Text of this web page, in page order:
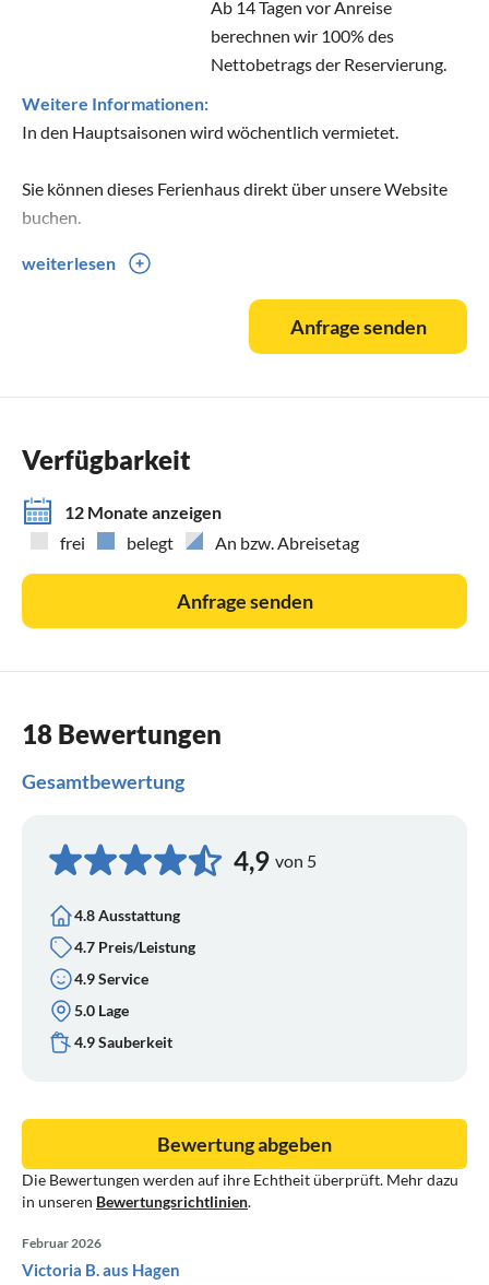
Ab 14 Tagen vor Anreise
berechnen wir 100% des
Nettobetrags der Reservierung.
Weitere Informationen:
In den Hauptsaisonen wird wöchentlich vermietet.
Sie können dieses Ferienhaus direkt über unsere Website
buchen.
weiterlesen
Anfrage senden
Verfügbarkeit
12 Monate anzeigen
frei
belegt An bzw. Abreisetag
Anfrage senden
18 Bewertungen
Gesamtbewertung
4,9 von 5
4.8 Ausstattung
4.7 Preis/Leistung
4.9 Service
5.0 Lage
4.9 Sauberkeit
Die Bewertungen werden auf ihre Echtheit überprüft. Mehr dazu
in unseren Bewertungsrichtlinien.
Bewertung abgeben
Februar 2026
Victoria B. aus Hagen